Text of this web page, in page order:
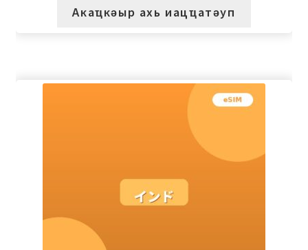
Акаҵкәыр ахь иацҵатәуп